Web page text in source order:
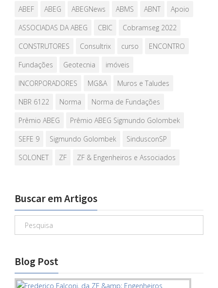
ABEF ABEG ABEGNews ABMS ABNT
Apoio
ASSOCIADAS DA ABEG
CBIC
Cobramseg 2022
CONSTRUTORES
Consultrix curso
ENCONTRO
Fundações
Geotecnia
imóveis
INCORPORADORES
MG&A
Muros e Taludes
NBR 6122
Norma
Norma de Fundações
Prêmio ABEG
Prêmio ABEG Sigmundo Golombek
SEFE 9
Sigmundo Golombek
SindusconSP
SOLONET
ZF ZF & Engenheiros e Associados
Buscar em Artigos
Blog Post